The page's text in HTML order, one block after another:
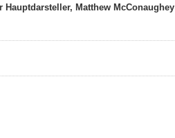
Hauptdarsteller, Matthew McConaughey